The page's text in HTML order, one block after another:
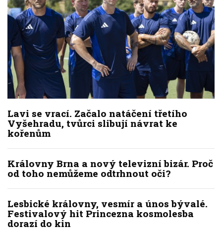
Lavi se vrací. Začalo natáčení třetího
Vyšehradu, tvůrci slibují návrat ke
kořenům
Královny Brna a nový televizní bizár. Proč
od toho nemůžeme odtrhnout oči?
Lesbické královny, vesmír a únos bývalé.
Festivalový hit Princezna kosmolesba
dorazí do kin